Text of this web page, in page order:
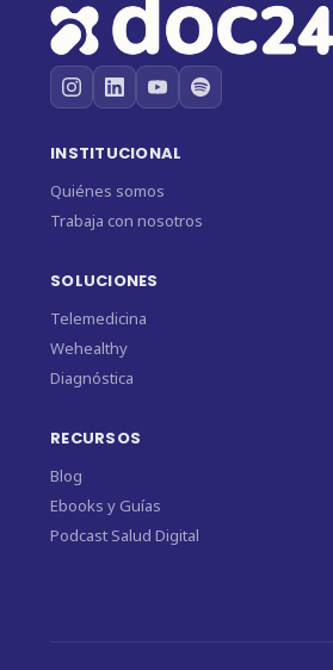
INSTITUCIONAL
Quiénes somos
Trabaja con nosotros
SOLUCIONES
Telemedicina
Wehealthy
Diagnóstica
RECURSOS
Blog
Ebooks y Guías
Podcast Salud Digital